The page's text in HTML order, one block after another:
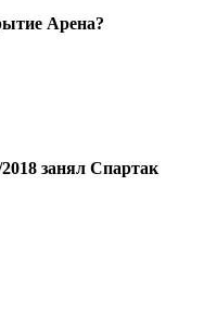
Арена?
занял Спартак